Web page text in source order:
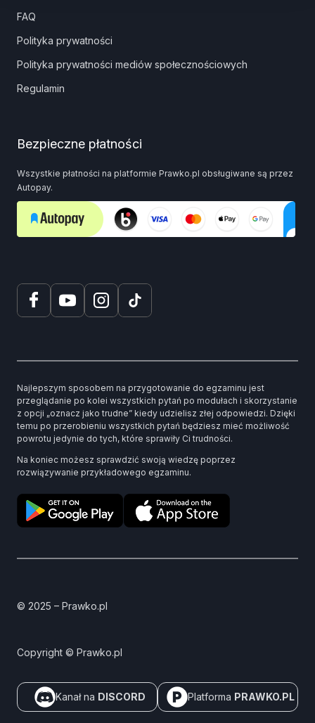
FAQ
Polityka prywatności
Polityka prywatności mediów społecznościowych
Regulamin
Bezpieczne płatności
Wszystkie płatności na platformie Prawko.pl obsługiwane są przez
Autopay.
Najlepszym sposobem na przygotowanie do egzaminu jest
przeglądanie po kolei wszystkich pytań po modułach i skorzystanie
z opcji „oznacz jako trudne” kiedy udzielisz złej odpowiedzi. Dzięki
temu po przerobieniu wszystkich pytań będziesz mieć możliwość
powrotu jedynie do tych, które sprawiły Ci trudności.
Na koniec możesz sprawdzić swoją wiedzę poprzez
rozwiązywanie przykładowego egzaminu.
© 2025 – Prawko.pl
Copyright © Prawko.pl
Kanał na DISCORD Platforma PRAWKO.PL